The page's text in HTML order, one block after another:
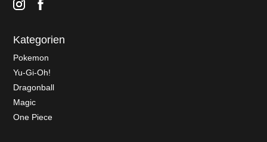
Kategorien
Pokemon
Yu-Gi-Oh!
Dragonball
Magic
One Piece